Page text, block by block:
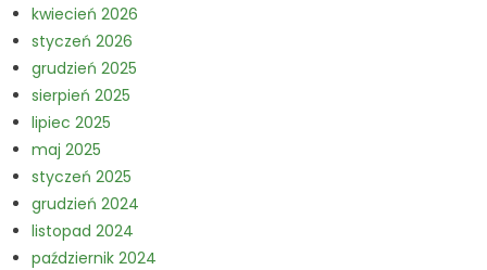
kwiecień 2026
styczeń 2026
grudzień 2025
sierpień 2025
lipiec 2025
maj 2025
styczeń 2025
grudzień 2024
listopad 2024
październik 2024